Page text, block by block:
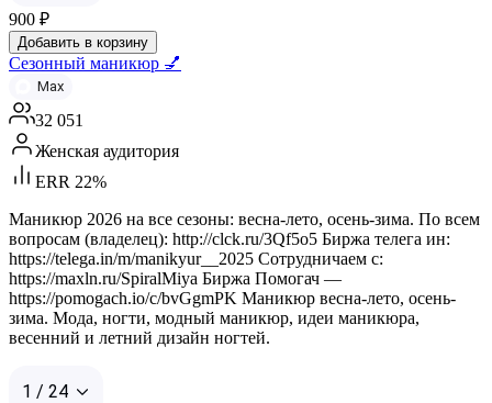
900 ₽
Добавить в корзину
Сезонный маникюр 💅
Max
32 051
Женская аудитория
ERR 22%
Маникюр 2026 на все сезоны: весна-лето, осень-зима. По всем
вопросам (владелец): http://clck.ru/3Qf5o5 Биржа телега ин:
https://telega.in/m/manikyur__2025 Сотрудничаем с:
https://maxln.ru/SpiralMiya Биржа Помогач —
https://pomogach.io/c/bvGgmPK Маникюр весна-лето, осень-
зима. Мода, ногти, модный маникюр, идеи маникюра,
весенний и летний дизайн ногтей.
1 / 24